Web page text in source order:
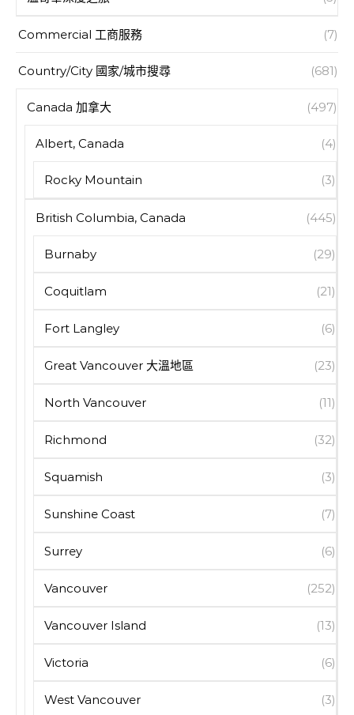
Commercial 工商服務 (7)
Country/City 國家/城市搜尋 (681)
Canada 加拿大 (497)
Albert, Canada (4)
Rocky Mountain (3)
British Columbia, Canada (445)
Burnaby (29)
Coquitlam (21)
Fort Langley (6)
Great Vancouver 大溫地區 (23)
North Vancouver (11)
Richmond (32)
Squamish (3)
Sunshine Coast (7)
Surrey (6)
Vancouver (252)
Vancouver Island (13)
Victoria (6)
West Vancouver (3)